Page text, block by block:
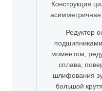
Конструкция
асимметричная
Редуктор
моментом,
сплава,
шлифования
большой